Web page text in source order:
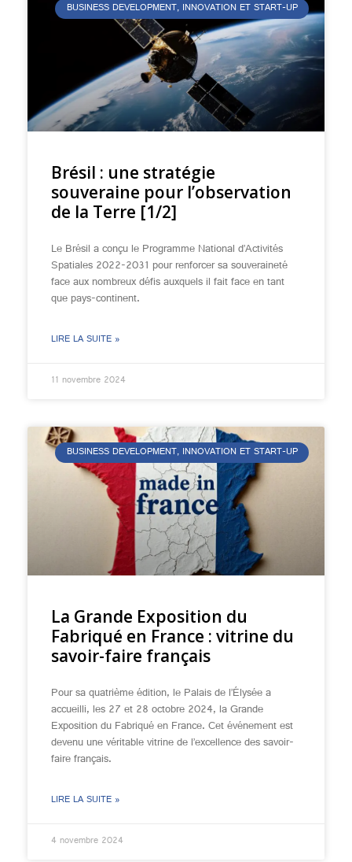
BUSINESS DEVELOPMENT, INNOVATION ET START-UP
Brésil : une stratégie
souveraine pour l’observation
de la Terre [1/2]
Le Brésil a conçu le Programme National d’Activités
Spatiales 2022-2031 pour renforcer sa souveraineté
face aux nombreux défis auxquels il fait face en tant
que pays-continent.
LIRE LA SUITE »
11 novembre 2024
BUSINESS DEVELOPMENT, INNOVATION ET START-UP
La Grande Exposition du
Fabriqué en France : vitrine du
savoir-faire français
Pour sa quatrième édition, le Palais de l’Élysée a
accueilli, les 27 et 28 octobre 2024, la Grande
Exposition du Fabriqué en France. Cet événement est
devenu une véritable vitrine de l’excellence des savoir-
faire français.
LIRE LA SUITE »
4 novembre 2024